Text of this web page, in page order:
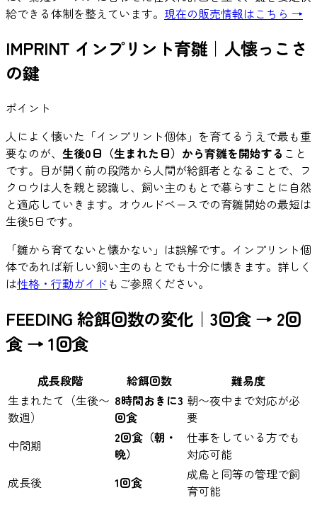
給できる体制を整えています。 現在の販売情報はこちら →
IMPRINT インプリント育雛｜人懐っこさ
の鍵
ポイント
人によく懐いた「インプリント個体」を育てるうえで最も重
要なのが、 生後0日（生まれた日）から育雛を開始する こと
です。目が開く前の段階から人間が給餌者となることで、フ
クロウは人を親と認識し、飼い主のもとで暮らすことに自然
と適応していきます。オウルドベースでの育雛開始の最短は
生後5日です。
「雛から育てないと懐かない」は誤解です。インプリント個
体であれば新しい飼い主のもとでも十分に懐きます。詳しく
は性格・行動ガイドもご参照ください。
FEEDING 給餌回数の変化｜3回食 → 2回
食 → 1回食
成長段階 給餌回数
難易度
生まれたて（生後〜
数週）
8時間おきに3
回食
朝〜夜中まで対応が必
要
中間期
2回食（朝・
晩）
仕事をしている方でも
対応可能
成長後
1回食
成鳥と同等の管理で飼
育可能